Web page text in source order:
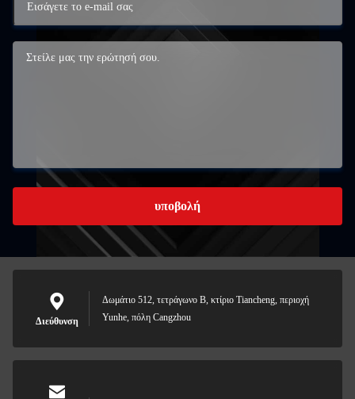
υποβολή
Διεύθυνση
Δωμάτιο 512, τετράγωνο Β, κτίριο Tiancheng, περιοχή
Yunhe, πόλη Cangzhou